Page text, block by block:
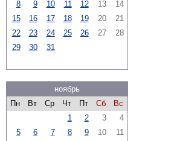
8 9 10 11 12 13
14
15
16 17 18 19 20
21
22
23 24 25 26 27
28
29
30 31
ноябрь
Пн
Вт Ср Чт Пт Сб
Вс
1
2 3
4
5
6 7 8 9 10
11